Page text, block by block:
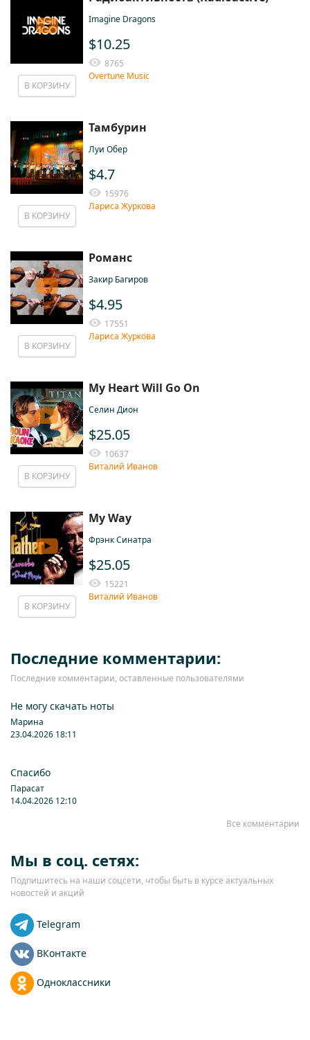
В КОРЗИНУ
Imagine Dragons
$10.25
8765
Overtune Music
В КОРЗИНУ
Тамбурин
Луи Обер
$4.7
15976
Лариса Журкова
В КОРЗИНУ
Романс
Закир Багиров
$4.95
17551
Лариса Журкова
В КОРЗИНУ
My Heart Will Go On
Селин Дион
$25.05
10637
Виталий Иванов
В КОРЗИНУ
My Way
Фрэнк Синатра
$25.05
15221
Виталий Иванов
Последние комментарии:
Последние комментарии, оставленные пользователями
Не могу скачать ноты
Марина
23.04.2026 18:11
Спасибо
Парасат
14.04.2026 12:10
Все комментарии
Мы в соц. сетях:
Подпишитесь на наши соцсети, чтобы быть в курсе актуальных
новостей и акций
Telegram
ВКонтакте
Одноклассники